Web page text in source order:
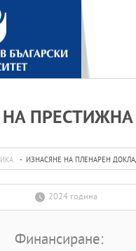
ИЗНАСЯНЕ НА ПЛЕНАРЕН
2024 година
Финансиране: